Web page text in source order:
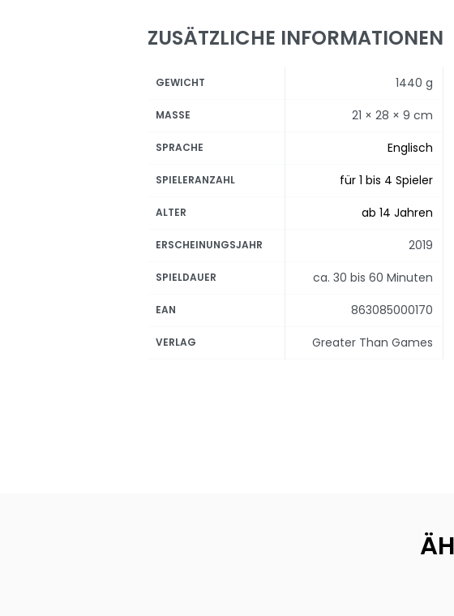
ZUSÄTZLICHE INFORMATIONEN
GEWICHT 1440 g
MASSE 21 × 28 × 9 cm
SPRACHE Englisch
SPIELERANZAHL für 1 bis 4 Spieler
ALTER ab 14 Jahren
ERSCHEINUNGSJAHR 2019
SPIELDAUER ca. 30 bis 60 Minuten
EAN 863085000170
VERLAG Greater Than Games